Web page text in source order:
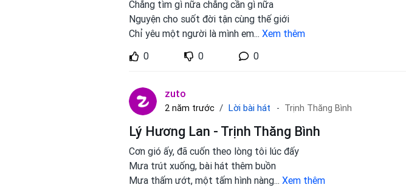
Chẳng tìm gì nữa chẳng cần gì nữa
Nguyện cho suốt đời tận cùng thế giới
Chỉ yêu một người là mình em... Xem thêm
0
0 0
zuto
2 năm trước Lời bài hát Trịnh Thăng Bình
Lý Hương Lan - Trịnh Thăng Bình
Cơn gió ấy, đã cuốn theo lòng tôi lúc đấy
Mưa trút xuống, bài hát thêm buồn
Mưa thấm ướt, một tấm hình nàng... Xem thêm